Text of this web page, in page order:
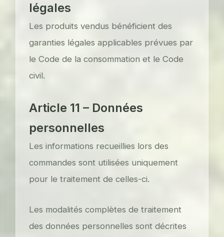
légales
Les produits vendus bénéficient des
garanties légales applicables prévues par
le Code de la consommation et le Code
civil.
Article 11 – Données
personnelles
Les informations recueillies lors des
commandes sont utilisées uniquement
pour le traitement de celles-ci.
Les modalités complètes de traitement
des données personnelles sont décrites